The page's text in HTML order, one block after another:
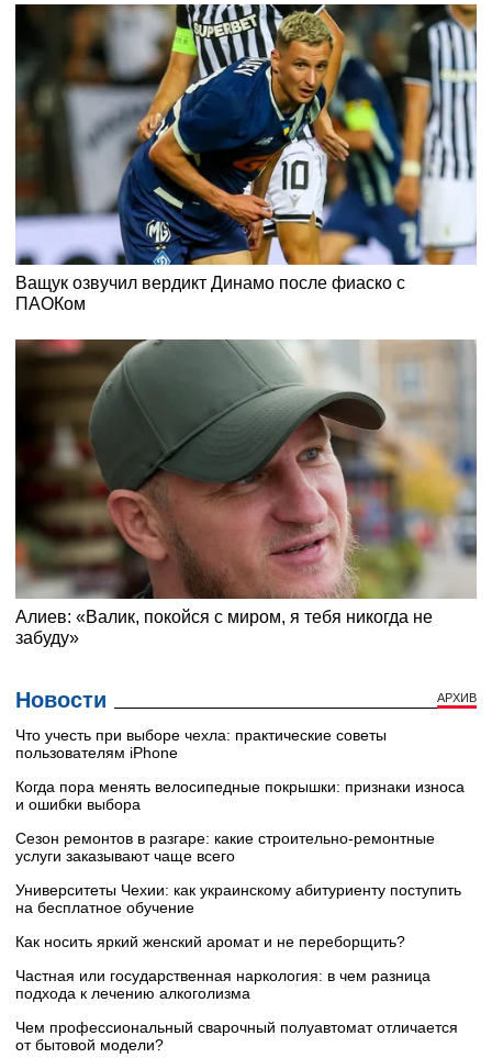
Новости АРХИВ
Что учесть при выборе чехла: практические советы
пользователям iPhone
Когда пора менять велосипедные покрышки: признаки износа
и ошибки выбора
Сезон ремонтов в разгаре: какие строительно-ремонтные
услуги заказывают чаще всего
Университеты Чехии: как украинскому абитуриенту поступить
на бесплатное обучение
Как носить яркий женский аромат и не переборщить?
Частная или государственная наркология: в чем разница
подхода к лечению алкоголизма
Чем профессиональный сварочный полуавтомат отличается
от бытовой модели?